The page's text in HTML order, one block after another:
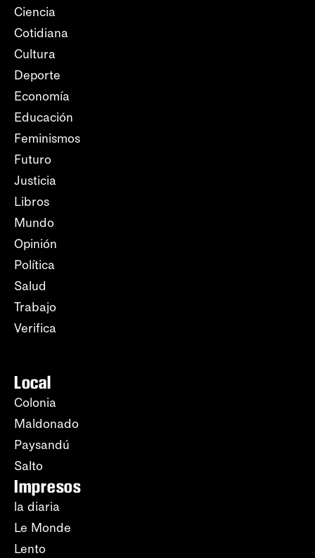
Ciencia
Cotidiana
Cultura
Deporte
Economía
Educación
Feminismos
Futuro
Justicia
Libros
Mundo
Opinión
Política
Salud
Trabajo
Verifica
Local
Colonia
Maldonado
Paysandú
Salto
Impresos
la diaria
Le Monde
Lento